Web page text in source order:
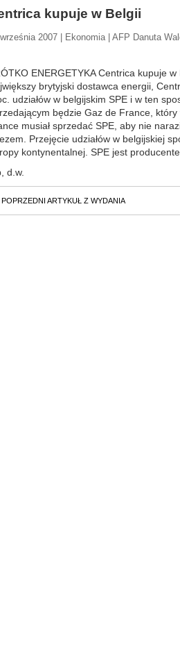
kupuje w Belgii
2007 | Ekonomia | AFP Danuta
ENERGETYKA Centrica kupuje w
brytyjski dostawca energii,
udziałów w belgijskim SPE i w ten
będzie Gaz de France,
musiał sprzedać SPE, aby nie
Przejęcie udziałów w belgijskiej
kontynentalnej. SPE jest
d.w.
POPRZEDNI ARTYKUŁ Z WYDANIA